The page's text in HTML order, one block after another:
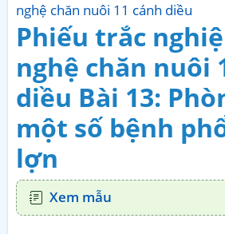
nghệ chăn nuôi 11 cánh diều
Phiếu trắc
nghệ chăn nuôi
diều Bài 13:
một số bệnh
lợn
Xem mẫu